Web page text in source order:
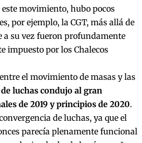
movimiento, hubo pocos
por ejemplo, la CGT, más allá de
a su vez fueron profundamente
impuesto por los Chalecos
el movimiento de masas y las
luchas condujo al gran
de 2019 y principios de 2020.
de luchas, ya que el
parecía plenamente funcional